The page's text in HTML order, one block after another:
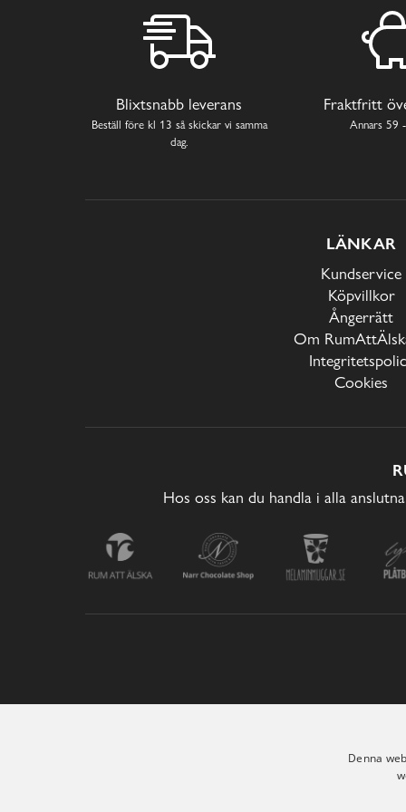
Blixtsnabb leverans
Beställ före kl 13 så skickar vi samma
dag.
Fraktfritt
Annars 59
LÄNKAR
Kundservice
Köpvillkor
Ångerrätt
Om
Cookies
Hos oss kan du handla i alla
Denna